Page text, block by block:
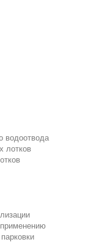
водоотвода
лотков
применению